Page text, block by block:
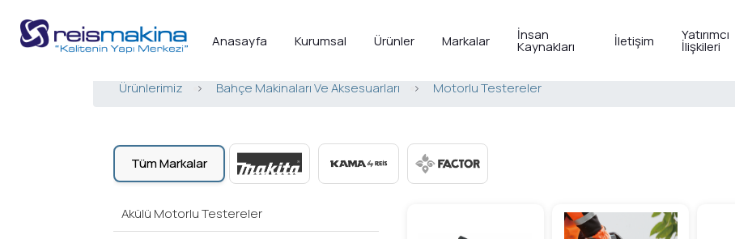
Anasayfa Kurumsal Ürünler Markalar İnsan
Kaynakları İletişim Yatırımcı
İlişkileri
Ürünlerimiz > Bahçe Makinaları Ve Aksesuarları > Motorlu Testereler
Tüm Markalar
Akülü Motorlu Testereler